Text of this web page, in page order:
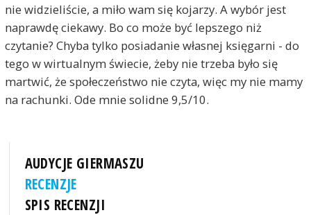
nie widzieliście, a miło wam się kojarzy. A wybór jest
naprawdę ciekawy. Bo co może być lepszego niż
czytanie? Chyba tylko posiadanie własnej księgarni - do
tego w wirtualnym świecie, żeby nie trzeba było się
martwić, że społeczeństwo nie czyta, więc my nie mamy
na rachunki. Ode mnie solidne 9,5/10.
AUDYCJE GIERMASZU
RECENZJE
SPIS RECENZJI